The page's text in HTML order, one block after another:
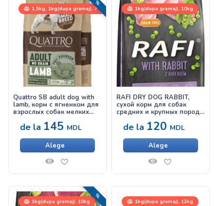
1,5kg, 1kg(dupa gramaj), 7
kg
REDUCERI!
Quattro SB adult dog with
lamb, корм с ягненком для
взрослых собак мелких
de la 145 MDL
Alege
1kg(dupa gramaj), 10kg
RAFI DRY DOG RABBIT,
сухой корм для собак
средних и крупных пород,
de la 120 MDL
Alege
1kg(dupa gramaj), 10kg
REDUCERI!
1kg(dupa gramaj), 12kg